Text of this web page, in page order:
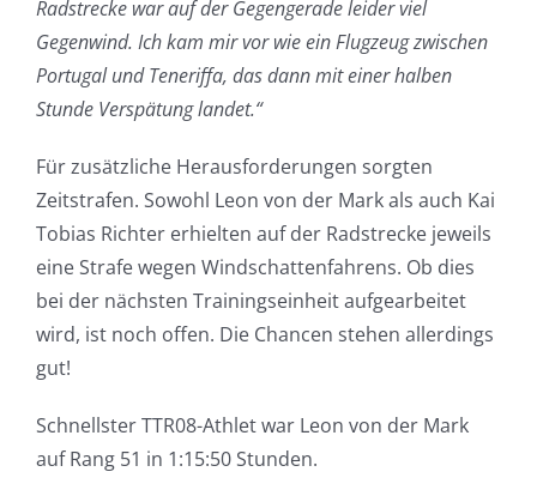
Radstrecke war auf der Gegengerade leider viel
Gegenwind. Ich kam mir vor wie ein Flugzeug zwischen
Portugal und Teneriffa, das dann mit einer halben
Stunde Verspätung landet.“
Für zusätzliche Herausforderungen sorgten
Zeitstrafen. Sowohl Leon von der Mark als auch Kai
Tobias Richter erhielten auf der Radstrecke jeweils
eine Strafe wegen Windschattenfahrens. Ob dies
bei der nächsten Trainingseinheit aufgearbeitet
wird, ist noch offen. Die Chancen stehen allerdings
gut!
Schnellster TTR08-Athlet war Leon von der Mark
auf Rang 51 in 1:15:50 Stunden.